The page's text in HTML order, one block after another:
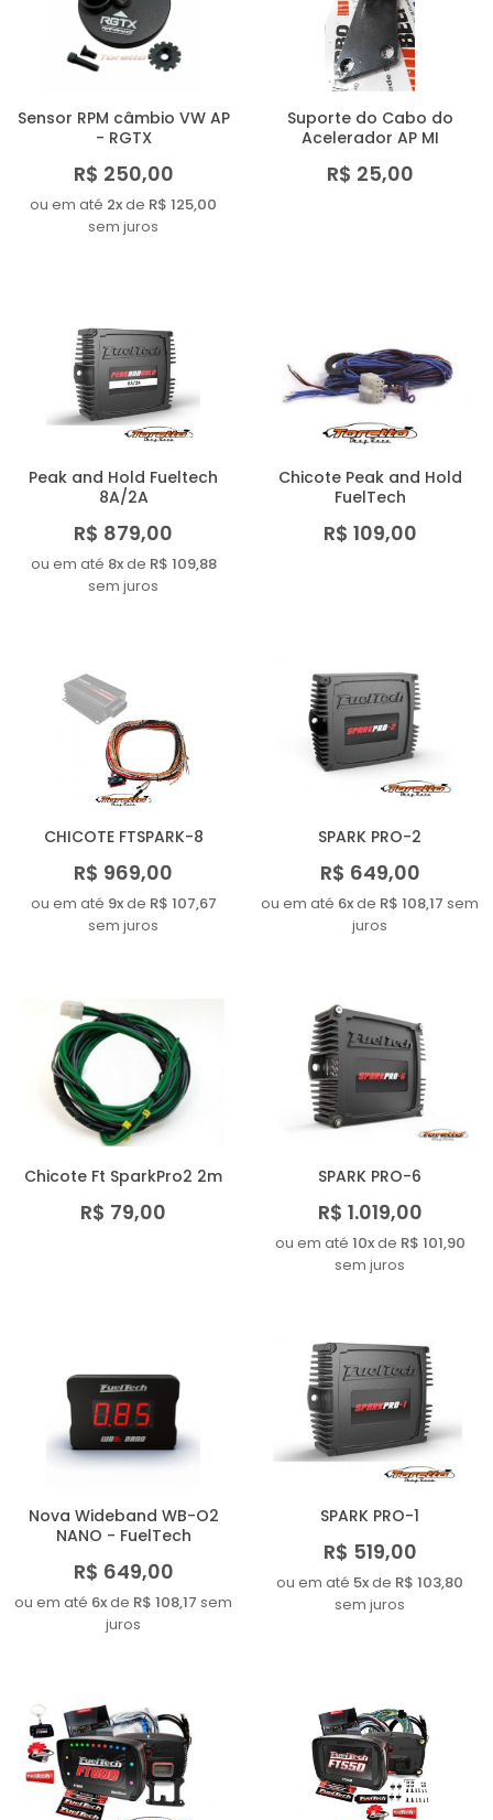
Sensor RPM câmbio VW AP
- RGTX
R$ 250,00
ou em até 2xde R$ 125,00
sem juros
Suporte do Cabo do
Acelerador AP MI
R$ 25,00
Peak and Hold Fueltech
8A/2A
R$ 879,00
ou em até 8xde R$ 109,88
sem juros
Chicote Peak and Hold
FuelTech
R$ 109,00
CHICOTE FTSPARK-8
R$ 969,00
ou em até 9xde R$ 107,67
sem juros
SPARK PRO-2
R$ 649,00
ou em até 6xde R$ 108,17 sem
juros
Chicote Ft SparkPro2 2m
R$ 79,00
SPARK PRO-6
R$ 1.019,00
ou em até 10xde R$ 101,90
sem juros
Nova Wideband WB-O2
NANO - FuelTech
R$ 649,00
ou em até 6xde R$ 108,17 sem
juros
SPARK PRO-1
R$ 519,00
ou em até 5xde R$ 103,80
sem juros